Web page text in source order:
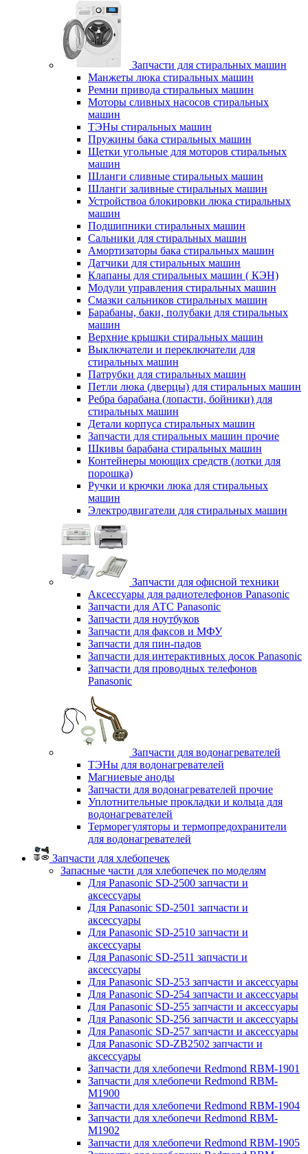
Запчасти для стиральных машин
Манжеты люка стиральных машин
Ремни привода стиральных машин
Моторы сливных насосов стиральных
машин
ТЭНы стиральных машин
Пружины бака стиральных машин
Щетки угольные для моторов стиральных
машин
Шланги сливные стиральных машин
Шланги заливные стиральных машин
Устройствоа блокировки люка стиральных
машин
Подшипники стиральных машин
Сальники для стиральных машин
Амортизаторы бака стиральных машин
Датчики для стиральных машин
Клапаны для стиральных машин ( КЭН)
Модули управления стиральных машин
Смазки сальников стиральных машин
Барабаны, баки, полубаки для стиральных
машин
Верхние крышки стиральных машин
Выключатели и переключатели для
стиральных машин
Патрубки для стиральных машин
Петли люка (дверцы) для стиральных машин
Ребра барабана (лопасти, бойники) для
стиральных машин
Детали корпуса стиральных машин
Запчасти для стиральных машин прочие
Шкивы барабана стиральных машин
Контейнеры моющих средств (лотки для
порошка)
Ручки и крючки люка для стиральных
машин
Электродвигатели для стиральных машин
Запчасти для офисной техники
Аксессуары для радиотелефонов Panasonic
Запчасти для АТС Panasonic
Запчасти для ноутбуков
Запчасти для факсов и МФУ
Запчасти для пин-падов
Запчасти для интерактивных досок Panasonic
Запчасти для проводных телефонов
Panasonic
Запчасти для водонагревателей
ТЭНы для водонагревателей
Магниевые аноды
Запчасти для водонагревателей прочие
Уплотнительные прокладки и кольца для
водонагревателей
Терморегуляторы и термопредохранители
для водонагревателей
Запчасти для хлебопечек
Запасные части для хлебопечек по моделям
Для Panasonic SD-2500 запчасти и
аксессуары
Для Panasonic SD-2501 запчасти и
аксессуары
Для Panasonic SD-2510 запчасти и
аксессуары
Для Panasonic SD-2511 запчасти и
аксессуары
Для Panasonic SD-253 запчасти и аксессуары
Для Panasonic SD-254 запчасти и аксессуары
Для Panasonic SD-255 запчасти и аксессуары
Для Panasonic SD-256 запчасти и аксессуары
Для Panasonic SD-257 запчасти и аксессуары
Для Panasonic SD-ZB2502 запчасти и
аксессуары
Запчасти для хлебопечи Redmond RBM-1901
Запчасти для хлебопечи Redmond RBM-
M1900
Запчасти для хлебопечи Redmond RBM-1904
Запчасти для хлебопечи Redmond RBM-
M1902
Запчасти для хлебопечи Redmond RBM-1905